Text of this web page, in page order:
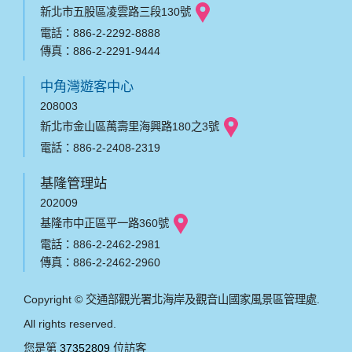
新北市五股區凌雲路三段130號
電話：886-2-2292-8888
傳真：886-2-2291-9444
中角灣遊客中心
208003
新北市金山區萬壽里海興路180之3號
電話：886-2-2408-2319
基隆管理站
202009
基隆市中正區平一路360號
電話：886-2-2462-2981
傳真：886-2-2462-2960
Copyright © 交通部觀光署北海岸及觀音山國家風景區管理處.
All rights reserved.
您是第 37352809 位訪客